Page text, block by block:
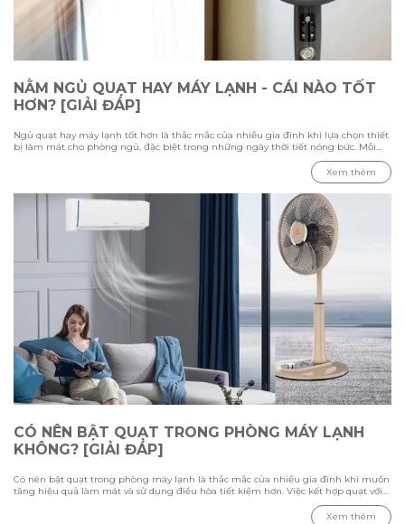
NẰM NGỦ QUẠT HAY MÁY LẠNH - CÁI NÀO TỐT
HƠN? [GIẢI ĐÁP]
Ngủ quạt hay máy lạnh tốt hơn là thắc mắc của nhiều gia đình khi lựa chọn thiết
bị làm mát cho phòng ngủ, đặc biệt trong những ngày thời tiết nóng bức. Mỗi
phương pháp đều có ưu điểm và hạn chế riêng, phụ thuộc vào nhiệt độ môi
trường, diện tích phòng và nhu cầu sử dụng của từng người. Trong bài viết này
cùng Hawonkoo tìm hiểu sự khác biệt giữa việc ngủ bằng quạt và máy lạnh,
đánh giá ưu nhược điểm của từng thiết bị, đồng thời tham khảo cách sử dụng
phù hợp để tạo không gian nghỉ ngơi thoải mái và tiết kiệm điện.
Xem thêm
CÓ NÊN BẬT QUẠT TRONG PHÒNG MÁY LẠNH
KHÔNG? [GIẢI ĐÁP]
Có nên bật quạt trong phòng máy lạnh là thắc mắc của nhiều gia đình khi muốn
tăng hiệu quả làm mát và sử dụng điều hòa tiết kiệm hơn. Việc kết hợp quạt với
máy lạnh có thể giúp luồng khí lạnh phân bổ đều hơn, nhưng cần sử dụng đúng
cách để tránh gây cảm giác khó chịu. Trong bài viết này cùng Hawonkoo tìm hiểu
Xem thêm